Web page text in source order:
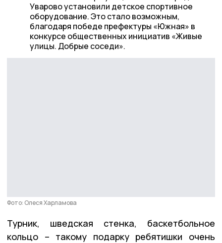
Уварово установили детское спортивное
оборудование. Это стало возможным,
благодаря победе префектуры «Южная» в
конкурсе общественных инициатив «Живые
улицы. Добрые соседи».
Фото: Олеся Харламова
Турник, шведская стенка, баскетбольное
кольцо – такому подарку ребятишки очень